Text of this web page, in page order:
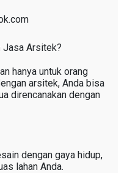
Jasa Arsitek?
hanya untuk orang
arsitek, Anda bisa
direncanakan dengan
dengan gaya hidup,
lahan Anda.